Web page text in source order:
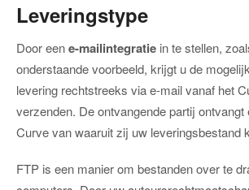
Leveringstype
Door eene-mailintegratie in te stellen,
onderstaande voorbeeld, krijgt u de
levering rechtstreeks via e-mail vanaf het
verzenden. De ontvangende partij ontvangt
Curve van waaruit zij uw leveringsbestand
FTP is een manier om bestanden over te